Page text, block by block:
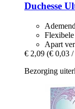
Duchesse
Ademend
Apart
€ 2,09 (€ 0,03
Bezorging